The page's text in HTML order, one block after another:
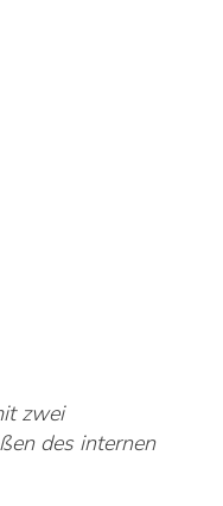
zwei
des internen